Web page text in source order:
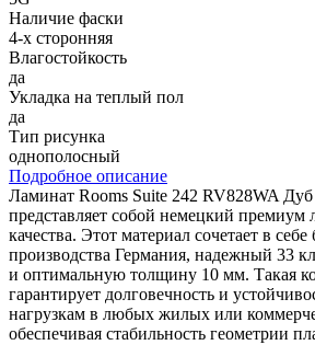
Наличие фаски
4-х сторонняя
Влагостойкость
да
Укладка на теплый пол
да
Тип рисунка
однополосный
Подробное описание
Ламинат Rooms Suite 242 RV828WA
представляет собой немецкий премиум
качества. Этот материал сочетает в
производства Германия, надежный 33
и оптимальную толщину 10 мм. Такая
гарантирует долговечность и
нагрузкам в любых жилых или
обеспечивая стабильность геометрии